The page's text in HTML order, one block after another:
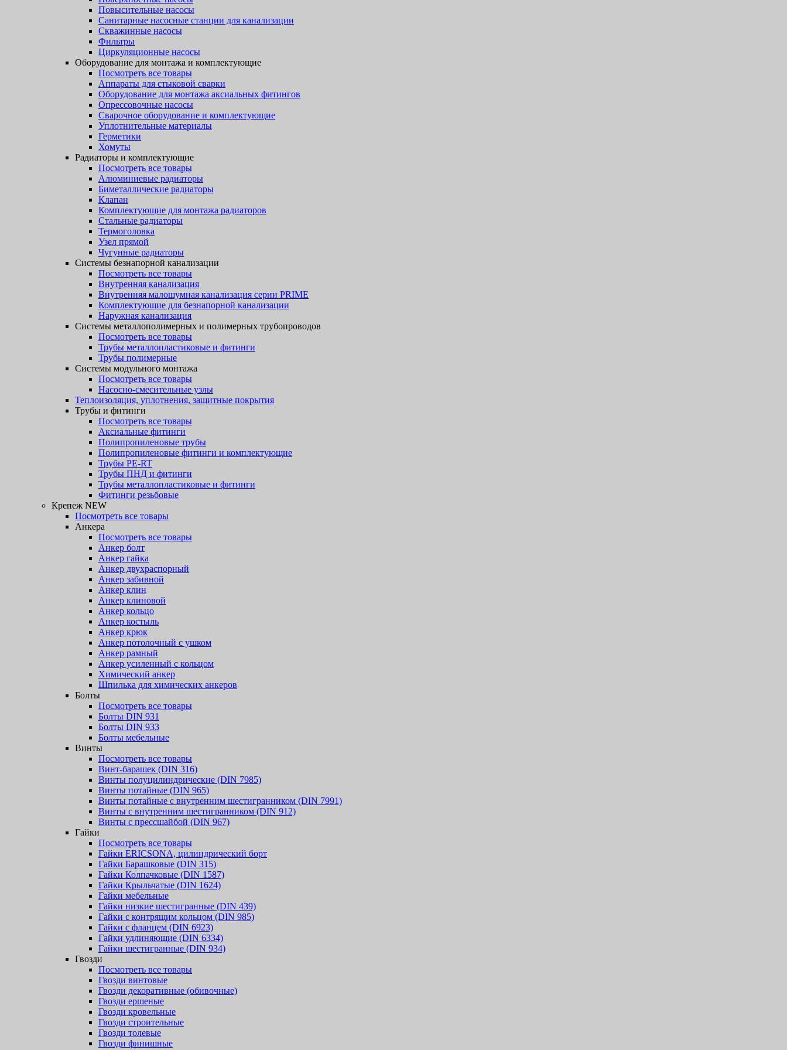
Повысительные насосы
Санитарные насосные станции для канализации
Скважинные насосы
Фильтры
Циркуляционные насосы
Оборудование для монтажа и комплектующие
Посмотреть все товары
Аппараты для стыковой сварки
Оборудование для монтажа аксиальных фитингов
Опрессовочные насосы
Сварочное оборудование и комплектующие
Уплотнительные материалы
Герметики
Хомуты
Радиаторы и комплектующие
Посмотреть все товары
Алюминиевые радиаторы
Биметаллические радиаторы
Клапан
Комплектующие для монтажа радиаторов
Стальные радиаторы
Термоголовка
Узел прямой
Чугунные радиаторы
Системы безнапорной канализации
Посмотреть все товары
Внутренняя канализация
Внутренняя малошумная канализация серии PRIME
Комплектующие для безнапорной канализации
Наружная канализация
Системы металлополимерных и полимерных трубопроводов
Посмотреть все товары
Трубы металлопластиковые и фитинги
Трубы полимерные
Системы модульного монтажа
Посмотреть все товары
Насосно-смесительные узлы
Теплоизоляция, уплотнения, защитные покрытия
Трубы и фитинги
Посмотреть все товары
Аксиальные фитинги
Полипропиленовые трубы
Полипропиленовые фитинги и комплектующие
Трубы PE-RT
Трубы ПНД и фитинги
Трубы металлопластиковые и фитинги
Фитинги резьбовые
Крепеж NEW
Посмотреть все товары
Анкера
Посмотреть все товары
Анкер болт
Анкер гайка
Анкер двухраспорный
Анкер забивной
Анкер клин
Анкер клиновой
Анкер кольцо
Анкер костыль
Анкер крюк
Анкер потолочный с ушком
Анкер рамный
Анкер усиленный с кольцом
Химический анкер
Шпилька для химических анкеров
Болты
Посмотреть все товары
Болты DIN 931
Болты DIN 933
Болты мебельные
Винты
Посмотреть все товары
Винт-барашек (DIN 316)
Винты полуцилиндрические (DIN 7985)
Винты потайные (DIN 965)
Винты потайные с внутренним шестигранником (DIN 7991)
Винты с внутренним шестигранником (DIN 912)
Винты с прессшайбой (DIN 967)
Гайки
Посмотреть все товары
Гайки ERICSONA, цилиндрический борт
Гайки Барашковые (DIN 315)
Гайки Колпачковые (DIN 1587)
Гайки Крыльчатые (DIN 1624)
Гайки мебельные
Гайки низкие шестигранные (DIN 439)
Гайки с контрящим кольцом (DIN 985)
Гайки с фланцем (DIN 6923)
Гайки удлиняющие (DIN 6334)
Гайки шестигранные (DIN 934)
Гвозди
Посмотреть все товары
Гвозди винтовые
Гвозди декоративные (обивочные)
Гвозди ершеные
Гвозди кровельные
Гвозди строительные
Гвозди толевые
Гвозди финишные